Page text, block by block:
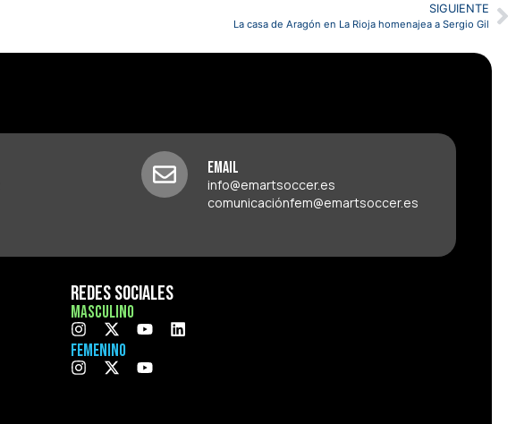
SIGUIENTE
La casa de Aragón en La Rioja homenajea a Sergio Gil
Email
info@emartsoccer.es
comunicaciónfem@emartsoccer.es
Redes Sociales
Masculino
Femenino